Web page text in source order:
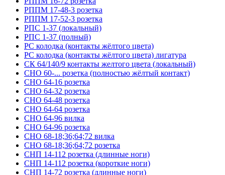
РППМ 17-48-3 розетка
РППМ 17-52-3 розетка
РПС 1-37 (локальный)
РПС 1-37 (полный)
РС колодка (контакты жёлтого цвета)
РС колодка (контакты жёлтого цвета) лигатура
СК 64/140/9 контакты желтого цвета (локальный)
СНО 60-... розетка (полностью жёлтый контакт)
СНО 64-16 розетка
СНО 64-32 розетка
СНО 64-48 розетка
СНО 64-64 розетка
СНО 64-96 вилка
СНО 64-96 розетка
СНО 68-18;36;64;72 вилка
СНО 68-18;36;64;72 розетка
СНП 14-112 розетка (длинные ноги)
СНП 14-112 розетка (короткие ноги)
СНП 14-72 розетка (длинные ноги)